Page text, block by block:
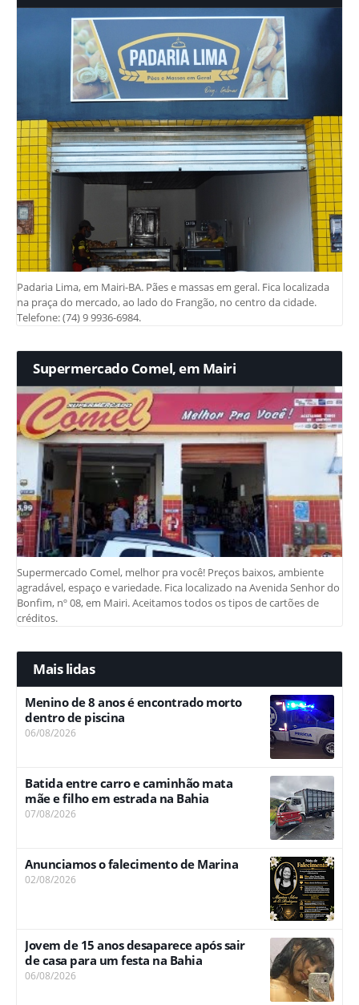
Padaria Lima, em Mairi-BA. Pães e massas em geral. Fica localizada
na praça do mercado, ao lado do Frangão, no centro da cidade.
Telefone: (74) 9 9936-6984.
Supermercado Comel, em Mairi
Supermercado Comel, melhor pra você! Preços baixos, ambiente
agradável, espaço e variedade. Fica localizado na Avenida Senhor do
Bonfim, nº 08, em Mairi. Aceitamos todos os tipos de cartões de
créditos.
Mais lidas
Menino de 8 anos é encontrado morto
dentro de piscina
06/08/2026
Batida entre carro e caminhão mata
mãe e filho em estrada na Bahia
07/08/2026
Anunciamos o falecimento de Marina
02/08/2026
Jovem de 15 anos desaparece após sair
de casa para um festa na Bahia
06/08/2026